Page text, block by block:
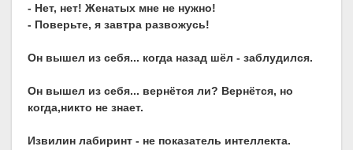
- Нет, нет! Женатых мне не нужно!
- Поверьте, я завтра развожусь!
Он вышел из себя... когда назад шёл - заблудился.
Он вышел из себя... вернётся ли? Вернётся, но
когда,никто не знает.
Извилин лабиринт - не показатель интеллекта.